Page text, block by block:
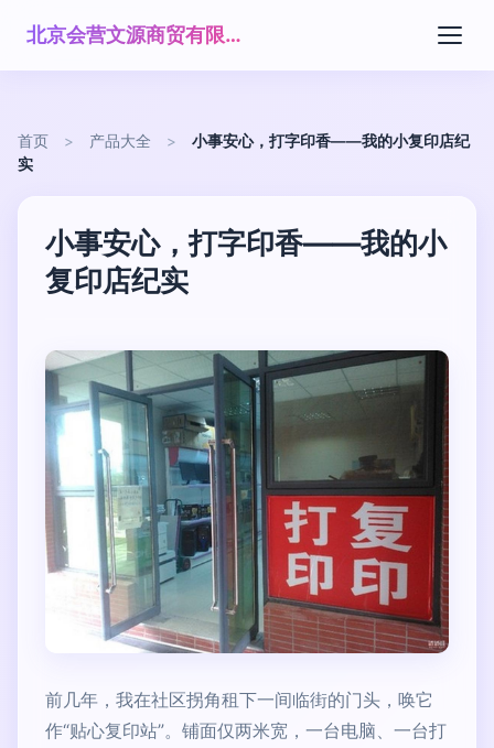
北京会营文源商贸有限公司
首页 > 产品大全 >
小事安心，打字印香——我的小复印店纪
实
小事安心，打字印香——我的小
复印店纪实
前几年，我在社区拐角租下一间临街的门头，唤它
作“贴心复印站”。铺面仅两米宽，一台电脑、一台打